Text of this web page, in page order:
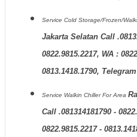
Service Cold Storage/Frozen/
Jakarta Selatan Call
0822.9815.2217, WA :
0813.1418.1790,
Service Walkin ChillerFor Area
Call .081314181790 -
0822.9815.2217 -